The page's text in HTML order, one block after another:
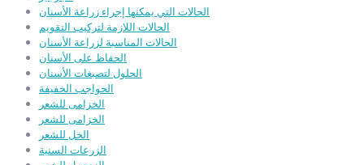
الحالات التي يمكنها إجراء زراعة الأسنان
الحالات اللازمة لتركيب التقويم
الحالات المناسبة لزراعة الأسنان
الحفاظ على الأسنان
الحلول لتصبغات الأسنان
الحواجب الخفيفة
الخزامى للشعر
الخزامى للشعر
الخل للشعر
الزرعات السنية